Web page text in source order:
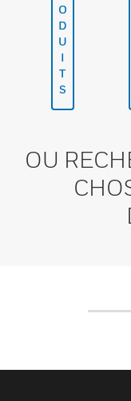
O
D
U
I
T
S
OU